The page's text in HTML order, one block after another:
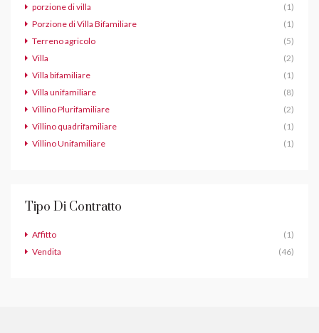
porzione di villa
(1)
Porzione di Villa Bifamiliare
(1)
Terreno agricolo
(5)
Villa
(2)
Villa bifamiliare
(1)
Villa unifamiliare
(8)
Villino Plurifamiliare
(2)
Villino quadrifamiliare
(1)
Villino Unifamiliare
(1)
Tipo Di Contratto
Affitto
(1)
Vendita
(46)